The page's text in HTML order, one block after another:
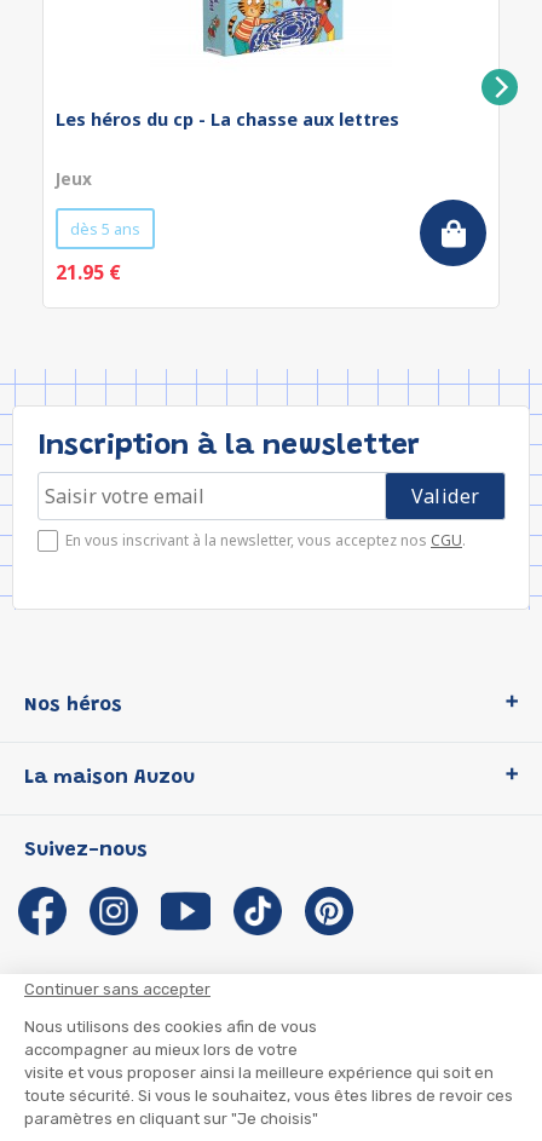
Continuer sans accepter
Nous utilisons des cookies afin de vous
accompagner au mieux lors de votre
visite et vous proposer ainsi la meilleure expérience qui soit en
toute sécurité. Si vous le souhaitez, vous êtes libres de revoir ces
paramètres en cliquant sur "Je choisis"
Les héros du cp - La chasse aux lettres
Jeux
dès 5 ans
21.95 €
Inscription à la newsletter
En vous inscrivant à la newsletter, vous acceptez nos CGU.
Nos héros
P'tit Loup
Les Influenceuses
Migali
Petite Taupe
La maison Auzou
Notre histoire
Auzou s'engage
Auteurs et illustrateurs Auzou
Suivre mon colis
Infos consommateur
Suivez-nous
CGU
CGV
Mentions légales